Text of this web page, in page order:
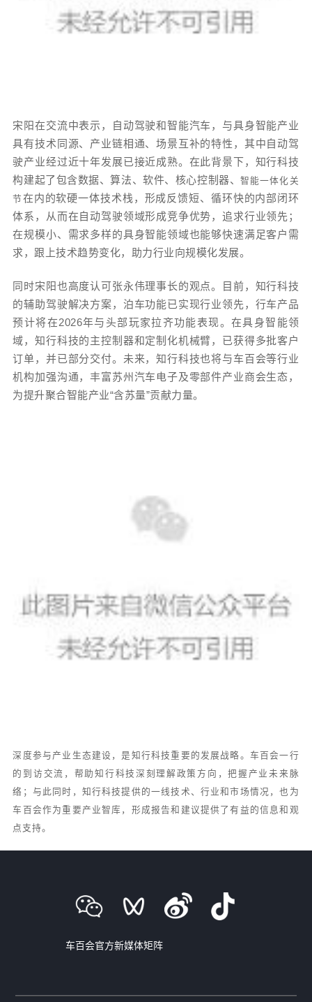
宋阳在交流中表示，自动驾驶和智能汽车，与具身智能产业
具有技术同源、产业链相通、场景互补的特性，其中自动驾
驶产业经过近十年发展已接近成熟。在此背景下，知行科技
构建起了包含数据、算法、软件、核心控制器、智能一体化关
节 在内的软硬一体技术栈，形成反馈短、循环快的内部闭环
体系，从而在自动驾驶领域形成竞争优势，追求行业领先；
在规模小、需求多样的具身智能领域也能够快速满足客户需
求，跟上技术趋势变化，助力行业向规模化发展。
同时宋阳也高度认可张永伟理事长的观点。目前，知行科技
的辅助驾驶解决方案，泊车功能已实现行业领先，行车产品
预计将在2026年与头部玩家拉齐功能表现。在具身智能领
域，知行科技的主控制器和定制化机械臂，已获得多批客户
订单，并已部分交付。未来，知行科技也将与车百会等行业
机构加强沟通，丰富苏州汽车电子及零部件产业商会生态，
为提升聚合智能产业“含苏量”贡献力量。
深度参与产业生态建设，是知行科技重要的发展战略。车百会一行
的到访交流，帮助知行科技深刻理解政策方向，把握产业未来脉
络；与此同时，知行科技提供的一线技术、行业和市场情况，也为
车百会作为重要产业智库，形成报告和建议提供了有益的信息和观
点支持。
车百会官方新媒体矩阵